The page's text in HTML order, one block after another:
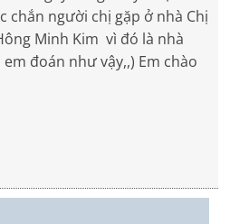
chắn người chị gặp ở nhà Chị
Minh Kim vì đó là nhà
đoán như vậy,,) Em chào